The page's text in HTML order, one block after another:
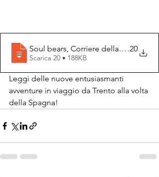
Soul bears, Corriere della Sera 08.06
.20
Scarica 20 • 188KB
Leggi delle nuove entusiasmanti
avventure in viaggio da Trento alla volta
della Spagna!